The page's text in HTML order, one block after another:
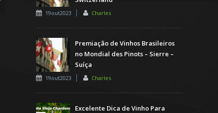
19out2023 Charles
Premiação de Vinhos Brasileiros
no Mondial des Pinots – Sierre –
Suíça
19out2023 Charles
Excelente Dica de Vinho Para